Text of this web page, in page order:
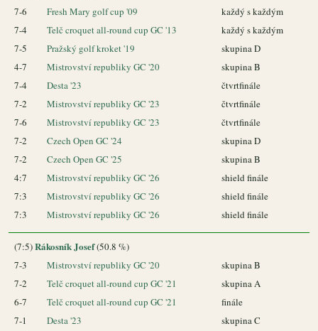
7-6
Fresh Mary golf cup '09
každý s každým
7-4
Telč croquet all-round cup GC '13
každý s každým
7-5
Pražský golf kroket '19
skupina D
4-7
Mistrovství republiky GC '20
skupina B
7-4
Desta '23
čtvrtfinále
7-2
Mistrovství republiky GC '23
čtvrtfinále
7-6
Mistrovství republiky GC '23
čtvrtfinále
7-2
Czech Open GC '24
skupina D
7-2
Czech Open GC '25
skupina B
4:7
Mistrovství republiky GC '26
shield finále
7:3
Mistrovství republiky GC '26
shield finále
7:3
Mistrovství republiky GC '26 shield finále
(7:5)Rákosník Josef(50.8 %)
7-3
Mistrovství republiky GC '20
skupina B
7-2
Telč croquet all-round cup GC '21
skupina A
6-7
Telč croquet all-round cup GC '21
finále
7-1
Desta '23
skupina C